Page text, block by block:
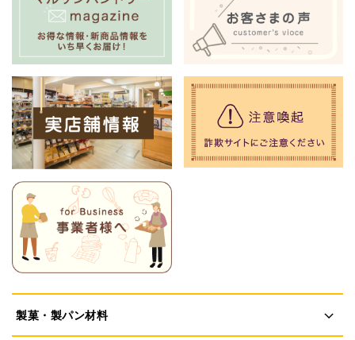
製菓・製パン材料